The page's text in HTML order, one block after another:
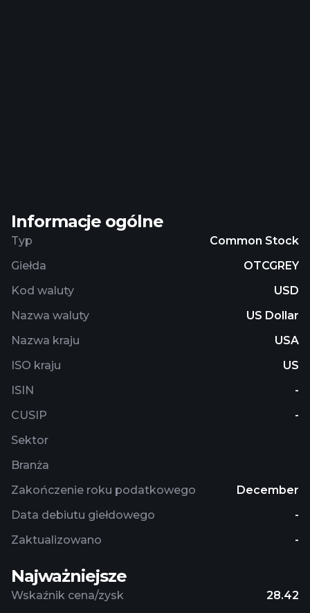
Informacje ogólne
Typ
Common Stock
Giełda
OTCGREY
Kod waluty
USD
Nazwa waluty
US Dollar
Nazwa kraju
USA
ISO kraju
US
ISIN
-
CUSIP
-
Sektor
Branża
Zakończenie roku podatkowego
December
Data debiutu giełdowego
-
Zaktualizowano
-
Najważniejsze
Wskaźnik cena/zysk
28.42